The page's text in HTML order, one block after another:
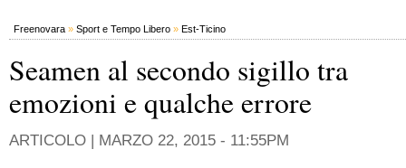
Freenovara » Sport e Tempo Libero » Est-Ticino
Seamen al secondo sigillo tra
emozioni e qualche errore
ARTICOLO | MARZO 22, 2015 - 11:55PM